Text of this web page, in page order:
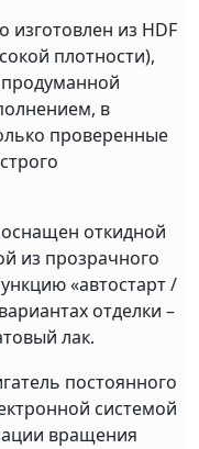
изготовлен из HDF
плотности),
в
проверенные
оснащен откидной
из прозрачного
«автостарт /
отделки –
лак.
постоянного
системой
вращения